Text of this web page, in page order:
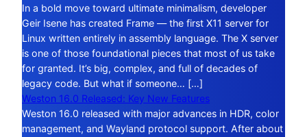
In a bold move toward ultimate minimalism, developer
Geir Isene has created Frame — the first X11 server for
Linux written entirely in assembly language. The X server
is one of those foundational pieces that most of us take
for granted. It’s big, complex, and full of decades of
legacy code. But what if someone… […]
Weston 16.0 Released: Key New Features
Weston 16.0 released with major advances in HDR, color
management, and Wayland protocol support. After about